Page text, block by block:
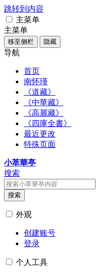
跳转到内容
主菜单
主菜单
移至侧栏 隐藏
导航
首页
南怀瑾
《道藏》
《中華藏》
《高麗藏》
《四庫全書》
最近更改
特殊页面
小萃華亭
搜索
搜索
外观
创建账号
登录
个人工具